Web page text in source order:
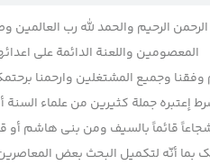
الرحیم والحمد لله رب
المعصومین واللعنة الدائمة علی
وفقنا وجمیع المشتغلین وارحمنا
إعتبره جملة كثيرين من علماء
قائماً بالسيف ومن بني هاشم أو
بما أنّه لتكميل البحث بعض